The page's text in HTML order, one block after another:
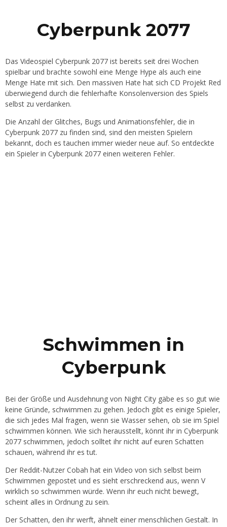
Cyberpunk 2077
Das Videospiel Cyberpunk 2077 ist bereits seit drei Wochen
spielbar und brachte sowohl eine Menge Hype als auch eine
Menge Hate mit sich. Den massiven Hate hat sich CD Projekt Red
überwiegend durch die fehlerhafte Konsolenversion des Spiels
selbst zu verdanken.
Die Anzahl der Glitches, Bugs und Animationsfehler, die in
Cyberpunk 2077 zu finden sind, sind den meisten Spielern
bekannt, doch es tauchen immer wieder neue auf. So entdeckte
ein Spieler in Cyberpunk 2077 einen weiteren Fehler.
Schwimmen in
Cyberpunk
Bei der Größe und Ausdehnung von Night City gäbe es so gut wie
keine Gründe, schwimmen zu gehen. Jedoch gibt es einige Spieler,
die sich jedes Mal fragen, wenn sie Wasser sehen, ob sie im Spiel
schwimmen können. Wie sich herausstellt, könnt ihr in Cyberpunk
2077 schwimmen, jedoch solltet ihr nicht auf euren Schatten
schauen, während ihr es tut.
Der Reddit-Nutzer Cobah hat ein Video von sich selbst beim
Schwimmen gepostet und es sieht erschreckend aus, wenn V
wirklich so schwimmen würde. Wenn ihr euch nicht bewegt,
scheint alles in Ordnung zu sein.
Der Schatten, den ihr werft, ähnelt einer menschlichen Gestalt. In